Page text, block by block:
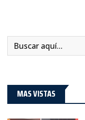
MAS VISTAS